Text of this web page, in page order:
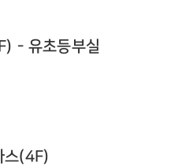
- 유초등부실
스(4F)